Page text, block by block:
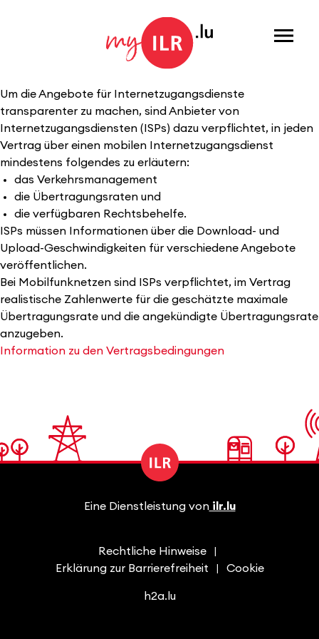
Menu
Um die Angebote für Internetzugangsdienste
transparenter zu machen, sind Anbieter von
Internetzugangsdiensten (ISPs) dazu verpflichtet, in jeden
Vertrag über einen mobilen Internetzugangsdienst
mindestens folgendes zu erläutern:
das Verkehrsmanagement
die Übertragungsraten und
die verfügbaren Rechtsbehelfe.
ISPs müssen Informationen über die Download- und
Upload-Geschwindigkeiten für verschiedene Angebote
veröffentlichen.
Bei Mobilfunknetzen sind ISPs verpflichtet, im Vertrag
realistische Zahlenwerte für die geschätzte maximale
Übertragungsrate und die angekündigte Übertragungsrate
anzugeben.
Information zu den Vertragsbedingungen
Rechtliche Hinweise
Erklärung zur Barrierefreiheit
Cookie
Eine Dienstleistung vonilr.lu
h2a.lu